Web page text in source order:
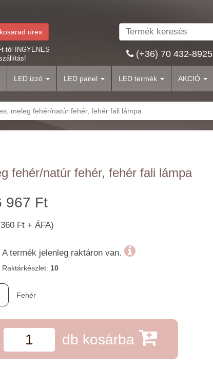
üres
tól INGYENES
(+36) 70 432-8925
LED izzó LED panel LED termék AKCIÓ
meleg fehér/natúr fehér, fehér fali lámpa
fehér/natúr fehér, fehér fali lámpa
967 Ft
Ft + ÁFA)
A termék jelenleg raktáron van.
Raktárkészlet: 10
Fehér
db kosárba